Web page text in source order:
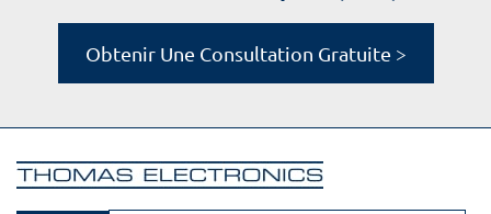
Obtenir Une Consultation Gratuite >